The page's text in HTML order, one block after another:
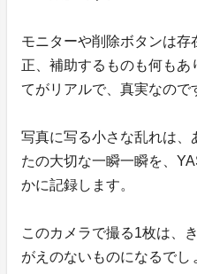
モニターや削除ボタンは
正、補助するものも何も
てがリアルで、真実なので
写真に写る小さな乱れは、
たの大切な一瞬一瞬を、
かに記録します。
このカメラで撮る1枚は、
がえのないものになるで